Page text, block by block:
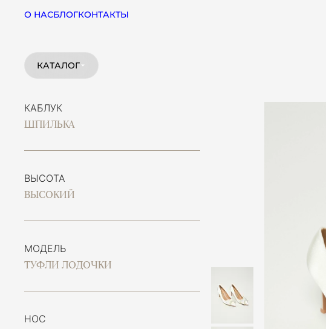
О НАСБЛОГКОНТАКТЫ
КАТАЛОГ
КАБЛУК
ШПИЛЬКА
ВЫСОТА
ВЫСОКИЙ
МОДЕЛЬ
ТУФЛИ ЛОДОЧКИ
НОС